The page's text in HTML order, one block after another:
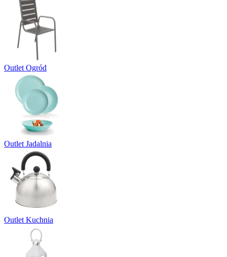
Outlet Ogród
Outlet Jadalnia
Outlet Kuchnia